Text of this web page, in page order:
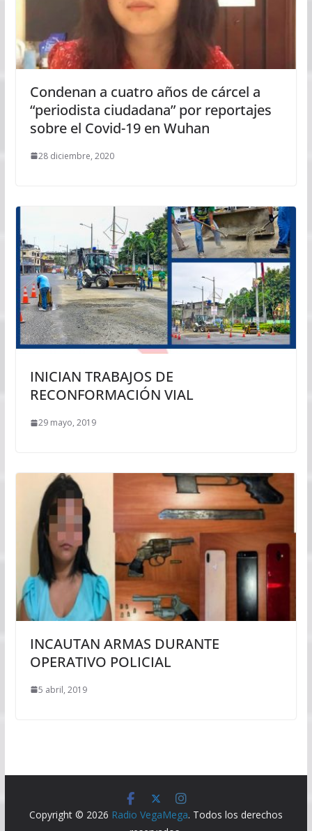
Condenan a cuatro años de cárcel a
“periodista ciudadana” por reportajes
sobre el Covid-19 en Wuhan
28 diciembre, 2020
INICIAN TRABAJOS DE
RECONFORMACIÓN VIAL
29 mayo, 2019
INCAUTAN ARMAS DURANTE
OPERATIVO POLICIAL
5 abril, 2019
Copyright © 2026 Radio VegaMega. Todos los derechos